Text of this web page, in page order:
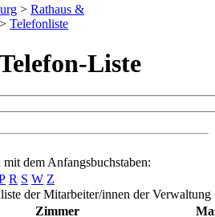
> Rathaus &
> Telefonliste
Liste
dem Anfangsbuchstaben:
R S W Z
der Mitarbeiter/innen der Verwaltung
Zimmer